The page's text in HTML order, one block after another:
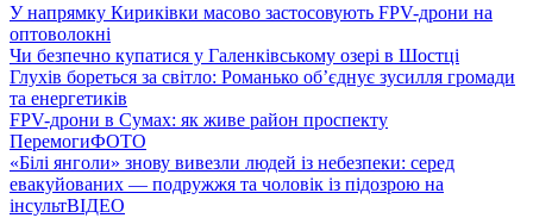
У напрямку Кириківки масово застосовують FPV-дрони на
оптоволокні
Чи безпечно купатися у Галенківському озері в Шостці
Глухів бореться за світло: Романько об’єднує зусилля громади
та енергетиків
FPV-дрони в Сумах: як живе район проспекту
ПеремогиФОТО
«Білі янголи» знову вивезли людей із небезпеки: серед
евакуйованих — подружжя та чоловік із підозрою на
інсультВІДЕО